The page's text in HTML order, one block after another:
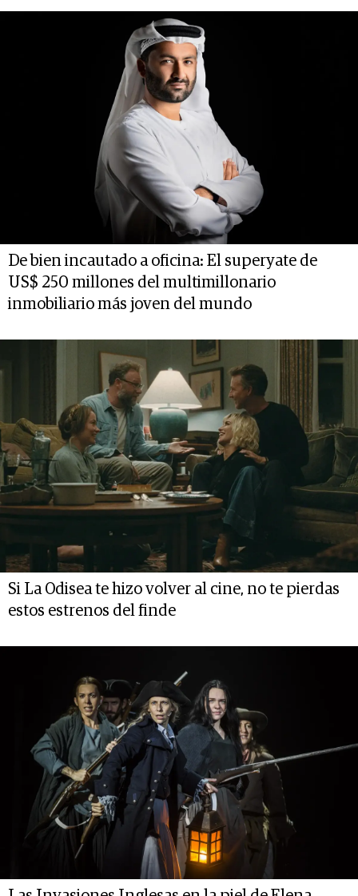
De bien incautado a oficina: El superyate de
US$ 250 millones del multimillonario
inmobiliario más joven del mundo
Si La Odisea te hizo volver al cine, no te pierdas
estos estrenos del finde